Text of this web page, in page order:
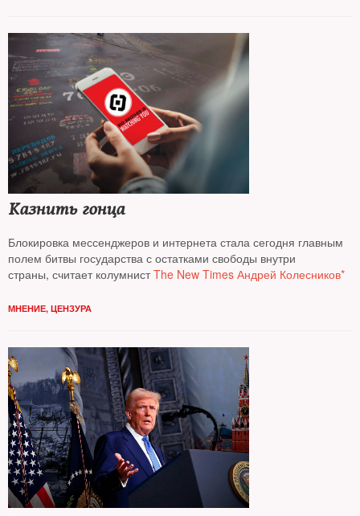
Казнить гонца
Блокировка мессенджеров и интернета стала сегодня главным
полем битвы государства с остатками свободы внутри
страны, считает колумнистThe New Times Андрей Колесников*
МНЕНИЕ, ЦЕНЗУРА